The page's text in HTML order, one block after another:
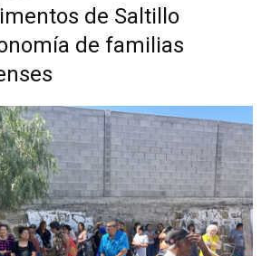
de Saltillo
de familias